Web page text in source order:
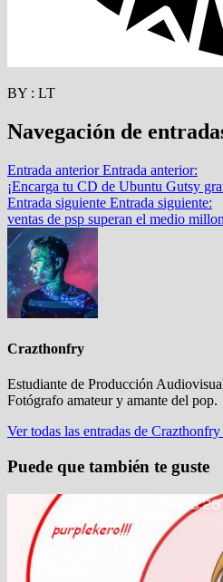
BY : LT
Navegación de
Entrada anterior Entrada anterior:
¡Encarga tu CD de Ubuntu Gutsy
Entrada siguiente Entrada siguiente:
ventas de psp superan el medio
Crazthonfry
Estudiante de Producción
Fotógrafo amateur y amante del pop.
Ver todas las entradas de
Puede que también te guste